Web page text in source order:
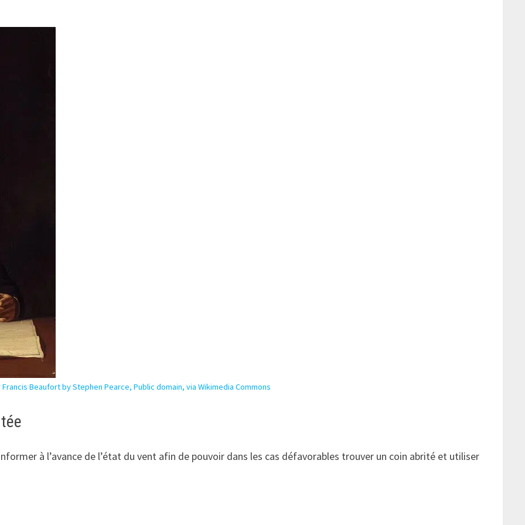
Francis Beaufort by Stephen Pearce, Public domain, via Wikimedia Commons
à l’avance de l’état du vent afin de pouvoir dans les cas défavorables trouver un coin abrité et utiliser